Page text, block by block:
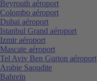
Beyrouth aéroport
Colombo aéroport
Dubai aéroport
Istanbul Grand aéroport
Izmir aéroport
Mascate aéroport
Tel Aviv Ben Gurion aéroport
Arabie Saoudite
Bahreïn